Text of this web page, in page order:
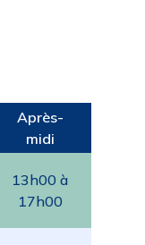
Après-
midi
13h00 à
17h00